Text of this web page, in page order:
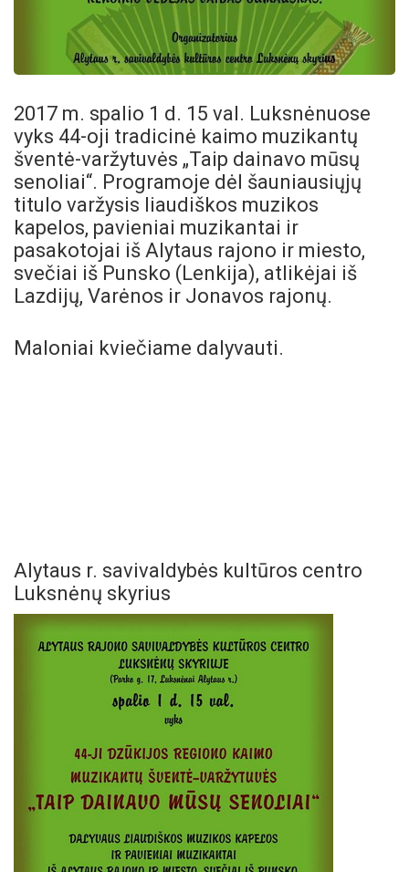
2017 m. spalio 1 d. 15 val. Luksnėnuose
vyks 44-oji tradicinė kaimo muzikantų
šventė-varžytuvės „Taip dainavo mūsų
senoliai“. Programoje dėl šauniausiųjų
titulo varžysis liaudiškos muzikos
kapelos, pavieniai muzikantai ir
pasakotojai iš Alytaus rajono ir miesto,
svečiai iš Punsko (Lenkija), atlikėjai iš
Lazdijų, Varėnos ir Jonavos rajonų.
Maloniai kviečiame dalyvauti.
Alytaus r. savivaldybės kultūros centro
Luksnėnų skyrius